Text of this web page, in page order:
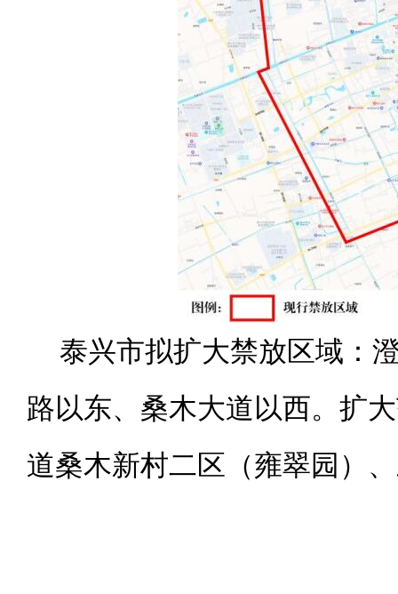
泰兴市拟扩大禁放区域：
路以东、桑木大道以西。扩
道桑木新村二区（雍翠园）